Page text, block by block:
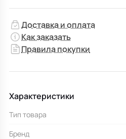
Доставка и оплата
Как заказать
Правила покупки
Характеристики
Тип товара
Бренд